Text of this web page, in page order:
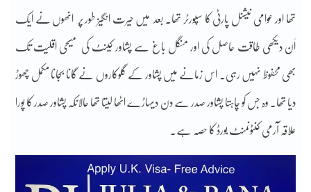
تھا اور عوامی نیشنل پارٹی کا سپورٹر تھا۔ بعد میں حیرت انگیز طور پر انھوں نے ایک
اَن دیکھی طاقت حاصل کی اور منگل باغ سے پشاور کینٹ کی مسیحی اقلیت تک
بھی محفوظ نہیں رہی۔ اس زمانے میں پشاور کے گلوکاروں نے گانا بجانا مکمل چھوڑ
دیا تھا۔ وہ جس کو چاہتا پشاور صدر سے دن دیہاڑے اٹھا لیتا تھا حالانکہ پشاور صدر کا پورا
علاقہ آرمی کنٹونمنٹ بورڈ کا حصہ ہے۔